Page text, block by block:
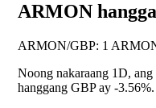
ARMON
ARMON/GBP: 1
Noong nakaraang 1D,
hanggang GBP ay -3.56%.